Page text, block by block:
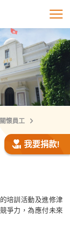
打
懷員工
我要捐款!
培訓活動及進修津
爭力，為應付未來